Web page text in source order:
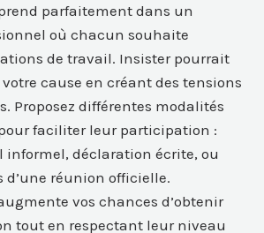
parfaitement dans un
où chacun souhaite
de travail. Insister pourrait
cause en créant des tensions
Proposez différentes modalités
faciliter leur participation :
informel, déclaration écrite, ou
réunion officielle.
vos chances d’obtenir
tout en respectant leur niveau